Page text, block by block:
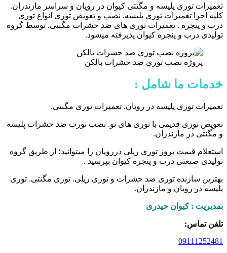
تعمیرات توری پلیسه و مگنتی کیوان در رویان و سراسر مازندران.
کلیه اجرا تعمیرات توری پلیسه. نصب و تعویض توری انواع توری
درب و پنجره . تعمیرات توری های ضد حشرات مگنتی. توسط گروه
تولیدی درب و پنجره کیوان پذیرفته میشود.
پروژه نصب توری ضد حشرات بالکن
خدمات ما شامل :
تعمیرات توری پلیسه در رویان. تعمیرات توری مگنتی.
تعویض توری قدیمی با توری های نو. نصب تورب ضد حشرات پلیسه
و مگنتی در مازندران.
استعلام قیمت بروز توری ریلی دررویان را میتوانید؛ از طریق گروه
تولیدی صنعتی درب و پنجره کیوان بپرسید .
بهترین سازنده توری ضد حشرات و توری ریلی. توری مگنتی. توری
پلیسه در رویان و مازندران.
بمدیریت : کیوان حیدری
تلفن تماس:
09111252481